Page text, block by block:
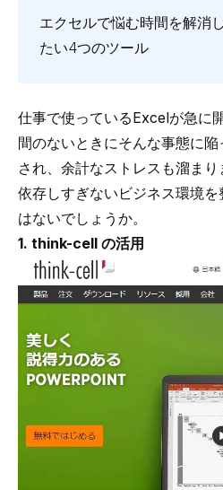
エクセルで悩む時間を解消
たい4つのツール
仕事で使っているExcelが急に
間のないときにそんな事態に
され、余計なストレスも溜ま
依存しすぎないビジネス環境
はないでしょうか。
1. think-cell の活用